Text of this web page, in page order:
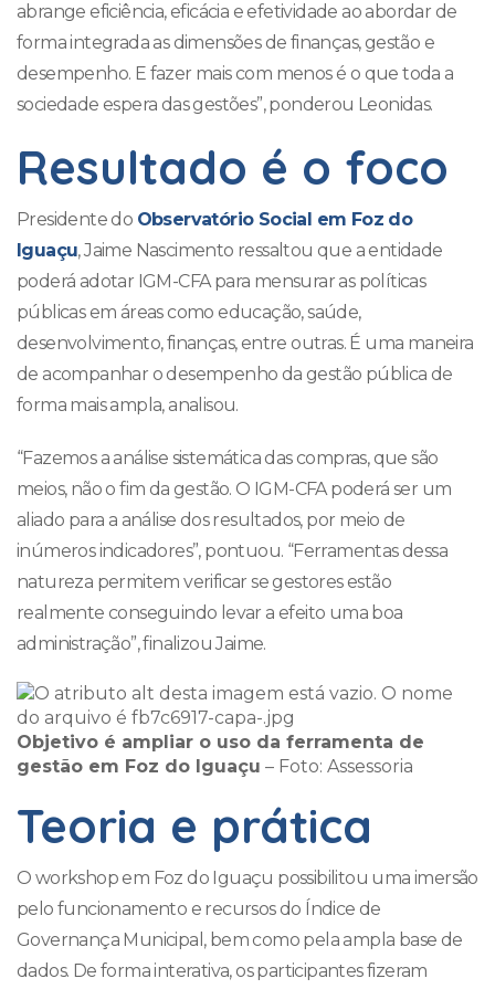
abrange eficiência, eficácia e efetividade ao abordar de
forma integrada as dimensões de finanças, gestão e
desempenho. E fazer mais com menos é o que toda a
sociedade espera das gestões”, ponderou Leonidas.
Resultado é o foco
Presidente do Observatório Social em Foz do
Iguaçu, Jaime Nascimento ressaltou que a entidade
poderá adotar IGM-CFA para mensurar as políticas
públicas em áreas como educação, saúde,
desenvolvimento, finanças, entre outras. É uma maneira
de acompanhar o desempenho da gestão pública de
forma mais ampla, analisou.
“Fazemos a análise sistemática das compras, que são
meios, não o fim da gestão. O IGM-CFA poderá ser um
aliado para a análise dos resultados, por meio de
inúmeros indicadores”, pontuou. “Ferramentas dessa
natureza permitem verificar se gestores estão
realmente conseguindo levar a efeito uma boa
administração”, finalizou Jaime.
Objetivo é ampliar o uso da ferramenta de
gestão em Foz do Iguaçu – Foto: Assessoria
Teoria e prática
O workshop em Foz do Iguaçu possibilitou uma imersão
pelo funcionamento e recursos do Índice de
Governança Municipal, bem como pela ampla base de
dados. De forma interativa, os participantes fizeram